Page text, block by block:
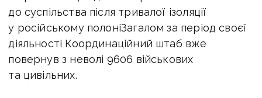
до суспільства після тривалої ізоляції
у російському полоніЗагалом за період своєї
діяльності Координаційний штаб вже
повернув з неволі 9606 військових
та цивільних.